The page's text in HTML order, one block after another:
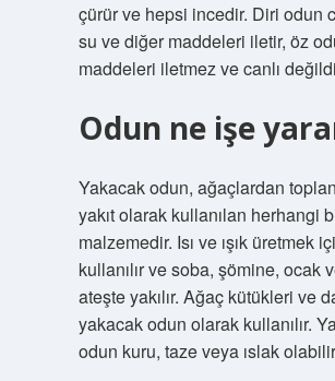
çürür ve hepsi incedir. Diri odun
su ve diğer maddeleri iletir, öz
maddeleri iletmez ve canlı
Odun ne işe
Yakacak odun, ağaçlardan
yakıt olarak kullanılan herhangi
malzemedir. Isı ve ışık üretmek
kullanılır ve soba, şömine, ocak
ateşte yakılır. Ağaç kütükleri ve
yakacak odun olarak kullanılır.
odun kuru, taze veya ıslak